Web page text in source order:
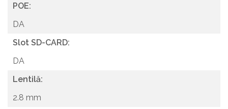
POE:
DA
Slot SD-CARD:
DA
Lentilă:
2.8 mm